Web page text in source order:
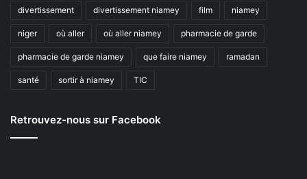
divertissement divertissement niamey film niamey
niger où aller où aller niamey pharmacie de garde
pharmacie de garde niamey que faire niamey ramadan
santé sortir à niamey TIC
Retrouvez-nous sur Facebook